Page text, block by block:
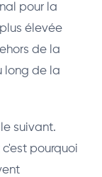
pour la
élevée
de la
long de la
suivant.
pourquoi